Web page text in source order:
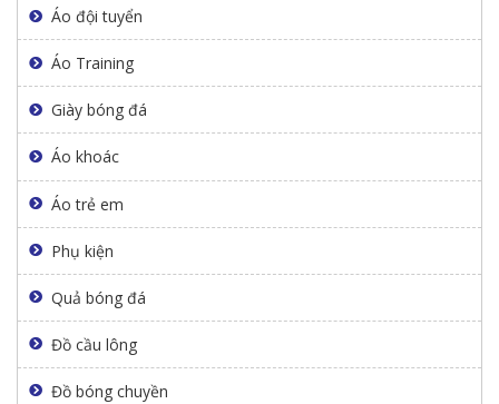
Áo đội tuyển
Áo Training
Giày bóng đá
Áo khoác
Áo trẻ em
Phụ kiện
Quả bóng đá
Đồ cầu lông
Đồ bóng chuyền